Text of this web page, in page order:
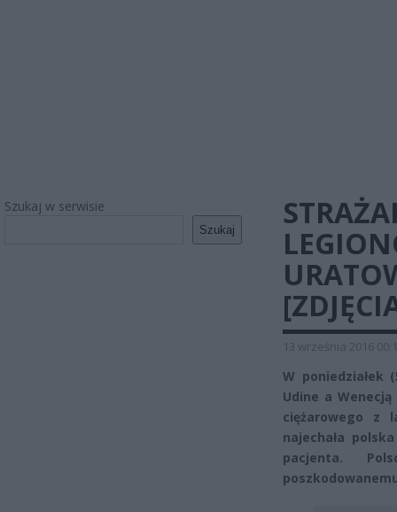
Szukaj w serwisie
Szukaj
13 września 2016
W poniedziałek
Udine a Wenecją
ciężarowego z
najechała
pacjenta.